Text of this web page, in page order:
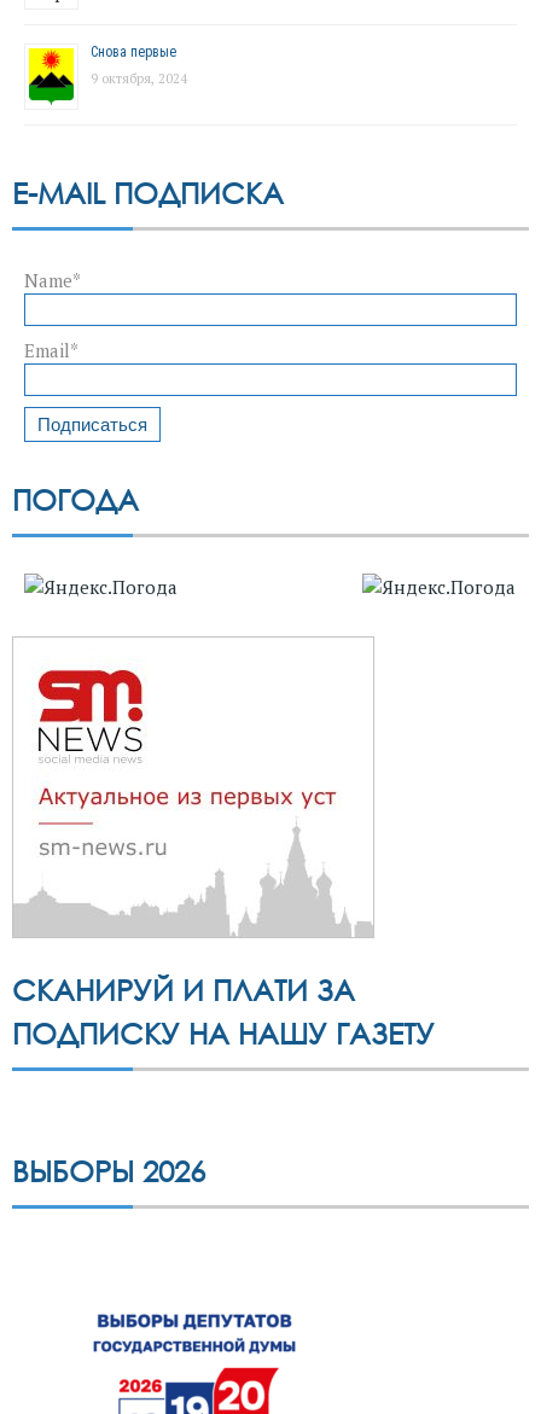
Снова первые
9 октября, 2024
E-MAIL ПОДПИСКА
Name*
Email*
ПОГОДА
СКАНИРУЙ И ПЛАТИ ЗА
ПОДПИСКУ НА НАШУ ГАЗЕТУ
ВЫБОРЫ 2026